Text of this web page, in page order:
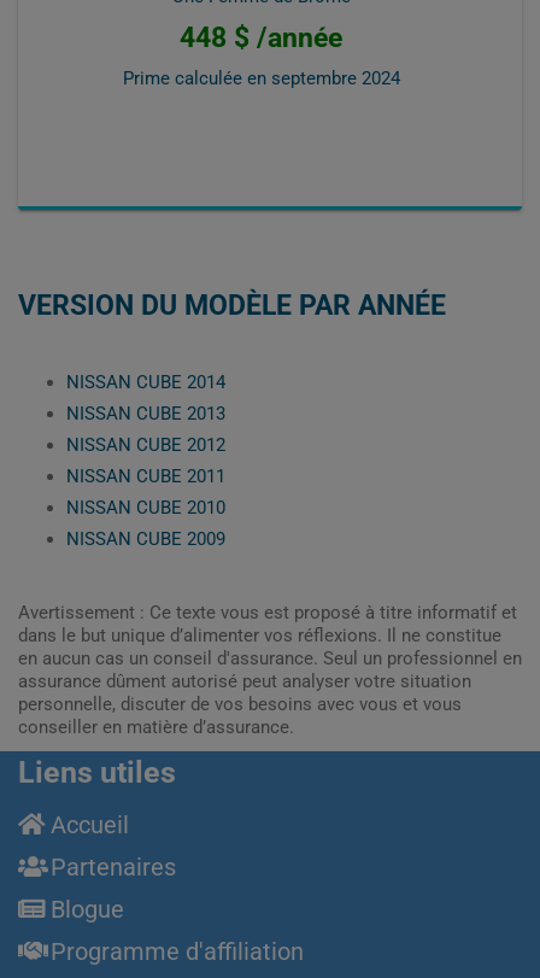
448 $ /année
Prime calculée en septembre 2024
VERSION DU MODÈLE PAR ANNÉE
NISSAN CUBE 2014
NISSAN CUBE 2013
NISSAN CUBE 2012
NISSAN CUBE 2011
NISSAN CUBE 2010
NISSAN CUBE 2009
Avertissement : Ce texte vous est proposé à titre informatif et
dans le but unique d’alimenter vos réflexions. Il ne constitue
en aucun cas un conseil d'assurance. Seul un professionnel en
assurance dûment autorisé peut analyser votre situation
personnelle, discuter de vos besoins avec vous et vous
conseiller en matière d’assurance.
Liens utiles
Accueil
Partenaires
Blogue
Programme d'affiliation